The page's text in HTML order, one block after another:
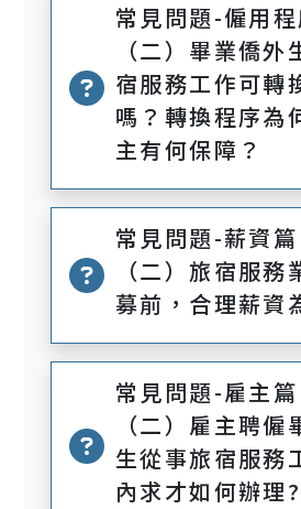
常見問題-僱用
（二）畢業僑外
宿服務工作可轉
嗎？轉換程序為
主有何保障？
常見問題-薪資
（二）旅宿服務
募前，合理薪資
常見問題-雇主
（二）雇主聘僱
生從事旅宿服務
內求才如何辦理?